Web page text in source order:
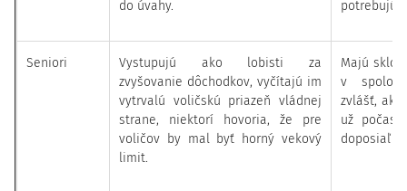
do úvahy. potrebujú,
Seniori
Vystupujú ako lobisti za
zvyšovanie dôchodkov, vyčítajú im
vytrvalú voličskú priazeň vládnej
strane, niektorí hovoria, že pre
voličov by mal byť horný vekový
limit.
Majú
v
zvlášť, ak
už počas
doposiaľ